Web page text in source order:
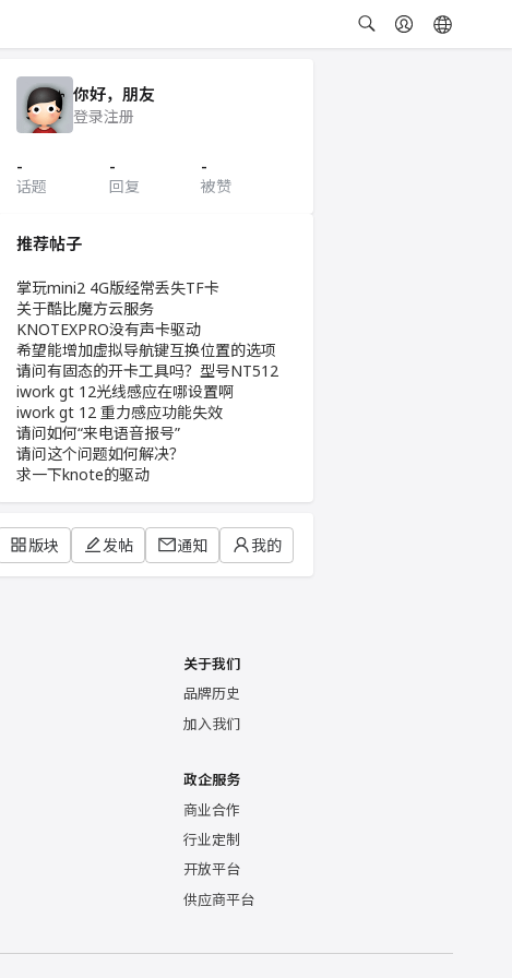
你好，朋友
登录注册
-
话题
-
回复
-
被赞
推荐帖子
掌玩mini2 4G版经常丢失TF卡
关于酷比魔方云服务
KNOTEXPRO没有声卡驱动
希望能增加虚拟导航键互换位置的选项
请问有固态的开卡工具吗？型号NT512
iwork gt 12光线感应在哪设置啊
iwork gt 12 重力感应功能失效
请问如何“来电语音报号”
请问这个问题如何解决？
求一下knote的驱动
版块 发帖 通知 我的
关于我们
品牌历史
加入我们
政企服务
商业合作
行业定制
开放平台
供应商平台